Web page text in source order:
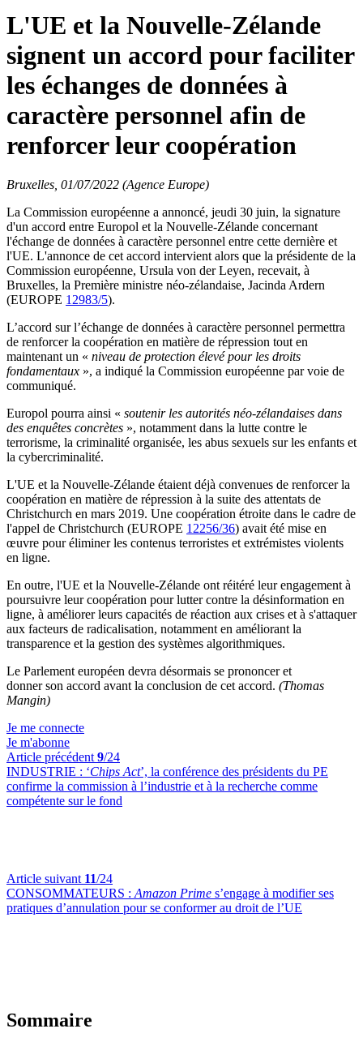
L'UE et la Nouvelle-Zélande
signent un accord pour faciliter
les échanges de données à
caractère personnel afin de
renforcer leur coopération
Bruxelles, 01/07/2022 (Agence Europe)
La Commission européenne a annoncé, jeudi 30 juin, la signature
d'un accord entre Europol et la Nouvelle-Zélande concernant
l'échange de données à caractère personnel entre cette dernière et
l'UE. L'annonce de cet accord intervient alors que la présidente de la
Commission européenne, Ursula von der Leyen, recevait, à
Bruxelles, la Première ministre néo-zélandaise, Jacinda Ardern
(EUROPE 12983/5).
L’accord sur l’échange de données à caractère personnel permettra
de renforcer la coopération en matière de répression tout en
maintenant un « niveau de protection élevé pour les droits
fondamentaux », a indiqué la Commission européenne par voie de
communiqué.
Europol pourra ainsi « soutenir les autorités néo-zélandaises dans
des enquêtes concrètes », notamment dans la lutte contre le
terrorisme, la criminalité organisée, les abus sexuels sur les enfants et
la cybercriminalité.
L'UE et la Nouvelle-Zélande étaient déjà convenues de renforcer la
coopération en matière de répression à la suite des attentats de
Christchurch en mars 2019. Une coopération étroite dans le cadre de
l'appel de Christchurch (EUROPE 12256/36) avait été mise en
œuvre pour éliminer les contenus terroristes et extrémistes violents
en ligne.
En outre, l'UE et la Nouvelle-Zélande ont réitéré leur engagement à
poursuivre leur coopération pour lutter contre la désinformation en
ligne, à améliorer leurs capacités de réaction aux crises et à s'attaquer
aux facteurs de radicalisation, notamment en améliorant la
transparence et la gestion des systèmes algorithmiques.
Le Parlement européen devra désormais se prononcer et
donner son accord avant la conclusion de cet accord. (Thomas
Mangin)
Je me connecte
Je m'abonne
Article précédent 9/24
INDUSTRIE : ‘Chips Act’, la conférence des présidents du PE
confirme la commission à l’industrie et à la recherche comme
compétente sur le fond
Article suivant 11/24
CONSOMMATEURS : Amazon Prime s’engage à modifier ses
pratiques d’annulation pour se conformer au droit de l’UE
Sommaire